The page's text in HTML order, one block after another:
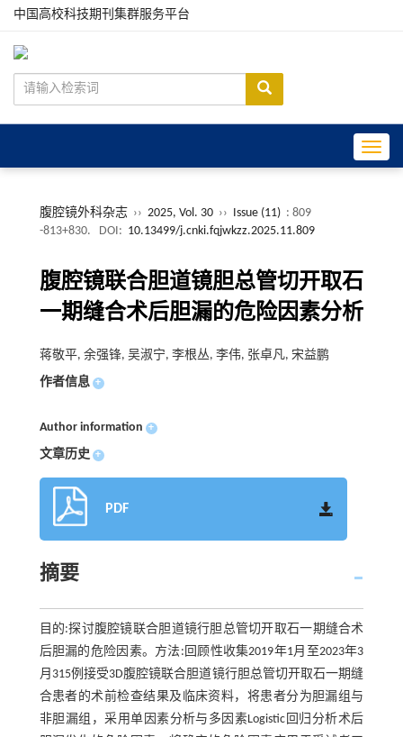
中国高校科技期刊集群服务平台
腹腔镜外科杂志 ›› 2025, Vol. 30 ›› Issue (11) : 809
-813+830.
DOI: 10.13499/j.cnki.fqjwkzz.2025.11.809
腹腔镜联合胆道镜胆总管切开取石
一期缝合术后胆漏的危险因素分析
蒋敬平, 余强锋, 吴淑宁, 李根丛, 李伟, 张卓凡, 宋益鹏
作者信息 +
Author information +
文章历史 +
PDF
摘要
目的:探讨腹腔镜联合胆道镜行胆总管切开取石一期缝合术
后胆漏的危险因素。方法:回顾性收集2019年1月至2023年3
月315例接受3D腹腔镜联合胆道镜行胆总管切开取石一期缝
合患者的术前检查结果及临床资料，将患者分为胆漏组与
非胆漏组，采用单因素分析与多因素Logistic回归分析术后